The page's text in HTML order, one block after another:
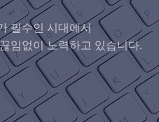
필수인 시대에서
임없이 노력하고 있습니다.